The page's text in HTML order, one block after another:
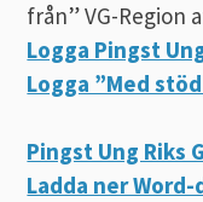
från” VG-Region
Logga Pingst
Logga ”Med
Pingst Ung Riks
Ladda ner